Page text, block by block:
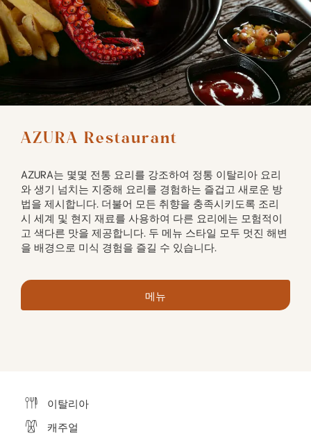
AZURA Restaurant
AZURA는 몇몇 전통 요리를 강조하여 정통 이탈리아 요리
와 생기 넘치는 지중해 요리를 경험하는 즐겁고 새로운 방
법을 제시합니다. 더불어 모든 취향을 충족시키도록 조리
시 세계 및 현지 재료를 사용하여 다른 요리에는 모험적이
고 색다른 맛을 제공합니다. 두 메뉴 스타일 모두 멋진 해변
을 배경으로 미식 경험을 즐길 수 있습니다.
메뉴
이탈리아
캐주얼